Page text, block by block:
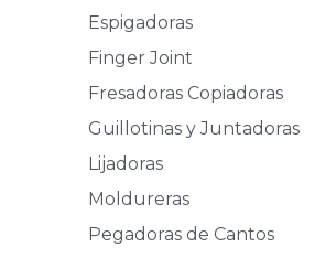
Espigadoras
Finger Joint
Fresadoras Copiadoras
Guillotinas y Juntadoras
Lijadoras
Moldureras
Pegadoras de Cantos